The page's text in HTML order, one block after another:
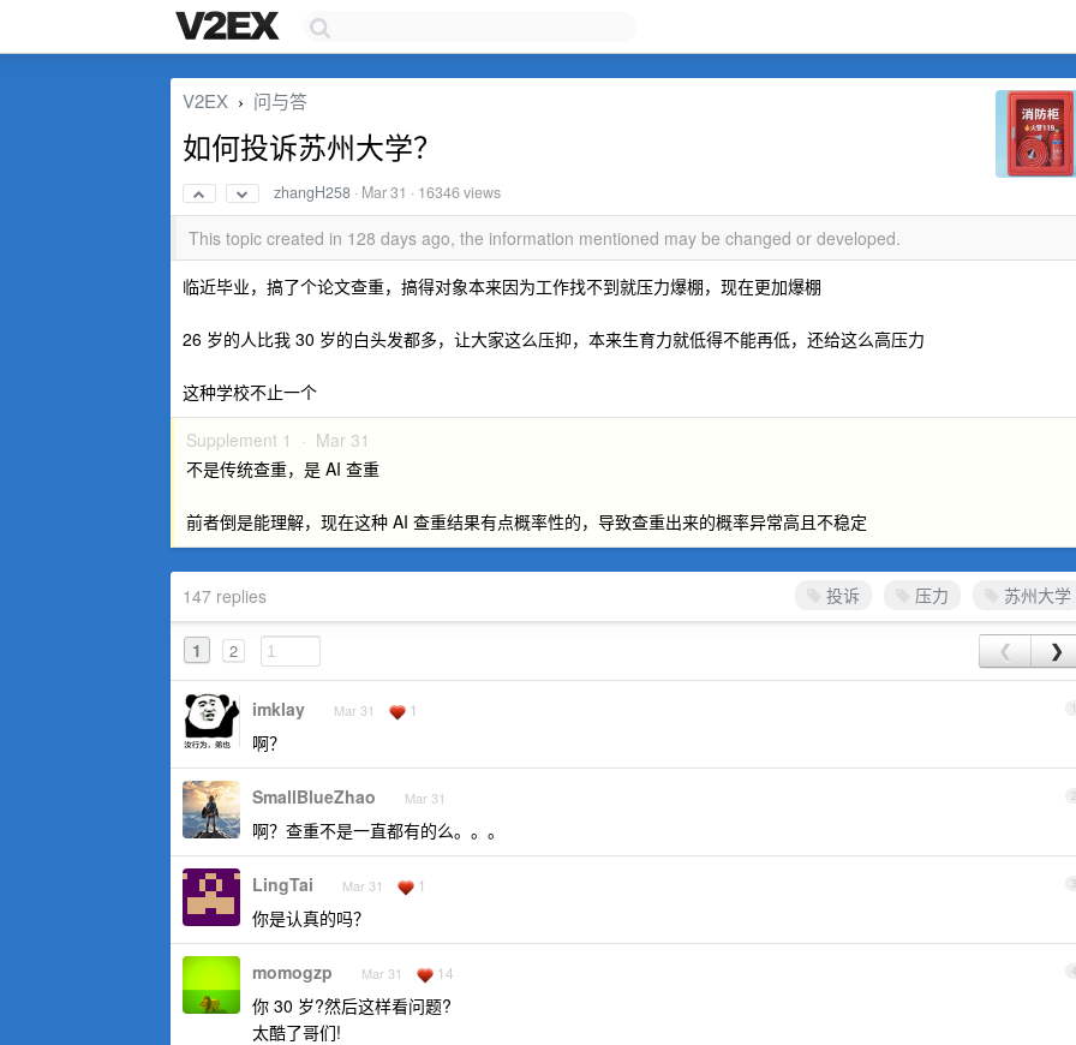
V2EX › 问与答
如何投诉苏州大学？
zhangH258 · Mar 31 · 16346 views
This topic created in 128 days ago, the information mentioned may be changed or developed.
临近毕业，搞了个论文查重，搞得对象本来因为工作找不到就压力爆棚，现在更加爆棚
26 岁的人比我 30 岁的白头发都多，让大家这么压抑，本来生育力就低得不能再低，还给这么高压力
这种学校不止一个
Supplement 1 · Mar 31
不是传统查重，是 AI 查重
前者倒是能理解，现在这种 AI 查重结果有点概率性的，导致查重出来的概率异常高且不稳定
投诉 压力 苏州大学
147 replies
1 2 ❮ ❯
1
imklay Mar 31 1
啊？
2
SmallBlueZhao Mar 31
啊？查重不是一直都有的么。。。
3
LingTai Mar 31 1
你是认真的吗？
4
momogzp Mar 31 14
你 30 岁?然后这样看问题?
太酷了哥们!